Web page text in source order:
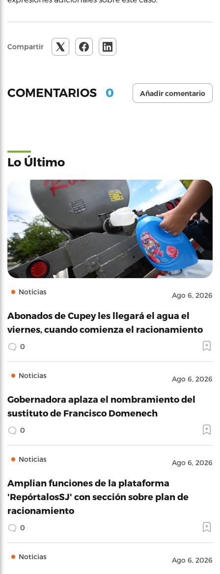
Compartir
COMENTARIOS 0 Añadir comentario
Lo Último
Noticias Ago 6, 2026
Abonados de Cupey les llegará el agua el
viernes, cuando comienza el racionamiento
0
Noticias Ago 6, 2026
Gobernadora aplaza el nombramiento del
sustituto de Francisco Domenech
0
Noticias Ago 6, 2026
Amplian funciones de la plataforma
'RepórtalosSJ' con sección sobre plan de
racionamiento
0
Noticias Ago 6, 2026